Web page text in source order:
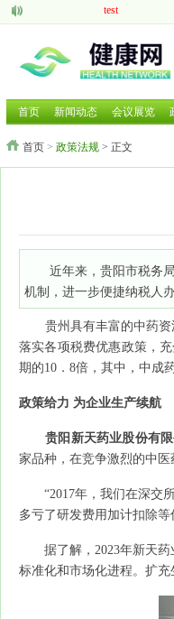
test
脑机接口的研究
中医药现代化发
呼吸道疾病如
2025 HCE广州
2025北京国际养
2025北京国际
2026年第三届
首页 新闻动态 会议展览
首页 > 政策法规 > 正文
近年来，贵阳市税务
机制，进一步便捷纳税人
贵州具有丰富的中药资
落实各项税费优惠政策，
期的10．8倍，其中，中成
政策给力 为企业生产续航
贵阳新天药业股份有限
家品种，在竞争激烈的中
“2017年，我们在深交所
多亏了研发费用加计扣除
据了解，2023年新天药
标准化和市场化进程。扩